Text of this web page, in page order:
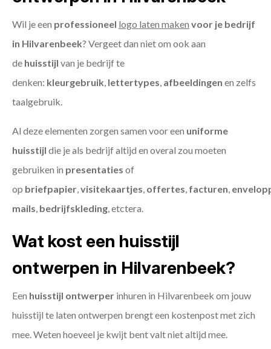
Wil je een professioneel logo laten maken voor je bedrijf
in Hilvarenbeek? Vergeet dan niet om ook aan
de huisstijl van je bedrijf te
denken: kleurgebruik, lettertypes, afbeeldingen en zelfs
taalgebruik.
Al deze elementen zorgen samen voor een uniforme
huisstijl die je als bedrijf altijd en overal zou moeten
gebruiken in presentaties of
op briefpapier,visitekaartjes, offertes, facturen,
mails, bedrijfskleding, etctera.
Wat kost een huisstijl
ontwerpen in Hilvarenbeek?
Een huisstijl ontwerper inhuren in Hilvarenbeek om jouw
huisstijl te laten ontwerpen brengt een kostenpost met zich
mee. Weten hoeveel je kwijt bent valt niet altijd mee.